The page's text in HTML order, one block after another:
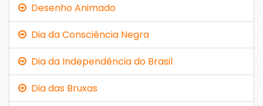
Desenho Animado
Dia da Consciência Negra
Dia da Independência do Brasil
Dia das Bruxas